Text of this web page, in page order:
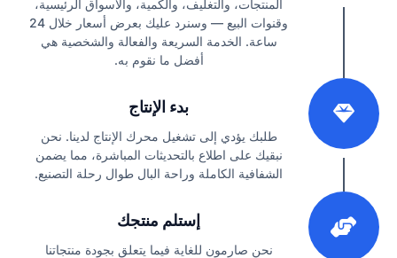
المنتجات، والتغليف، والكمية، والأسواق الرئيسية،
وقنوات البيع — وسنرد عليك بعرض أسعار خلال 24
ساعة. الخدمة السريعة والفعالة والشخصية هي
أفضل ما نقوم به.
بدء الإنتاج
طلبك يؤدي إلى تشغيل محرك الإنتاج لدينا. نحن
نبقيك على اطلاع بالتحديثات المباشرة، مما يضمن
الشفافية الكاملة وراحة البال طوال رحلة التصنيع.
إستلم منتجك
نحن صارمون للغاية فيما يتعلق بجودة منتجاتنا